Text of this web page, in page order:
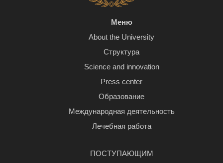
Меню
About the University
Структура
Science and innovation
Press center
Образование
Международная деятельность
Лечебная работа
ПОСТУПАЮЩИМ